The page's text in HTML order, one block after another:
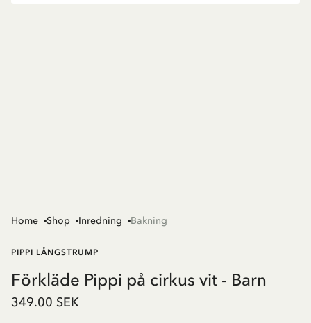
Home Shop Inredning Bakning
PIPPI LÅNGSTRUMP
Förkläde Pippi på cirkus vit - Barn
349.00 SEK